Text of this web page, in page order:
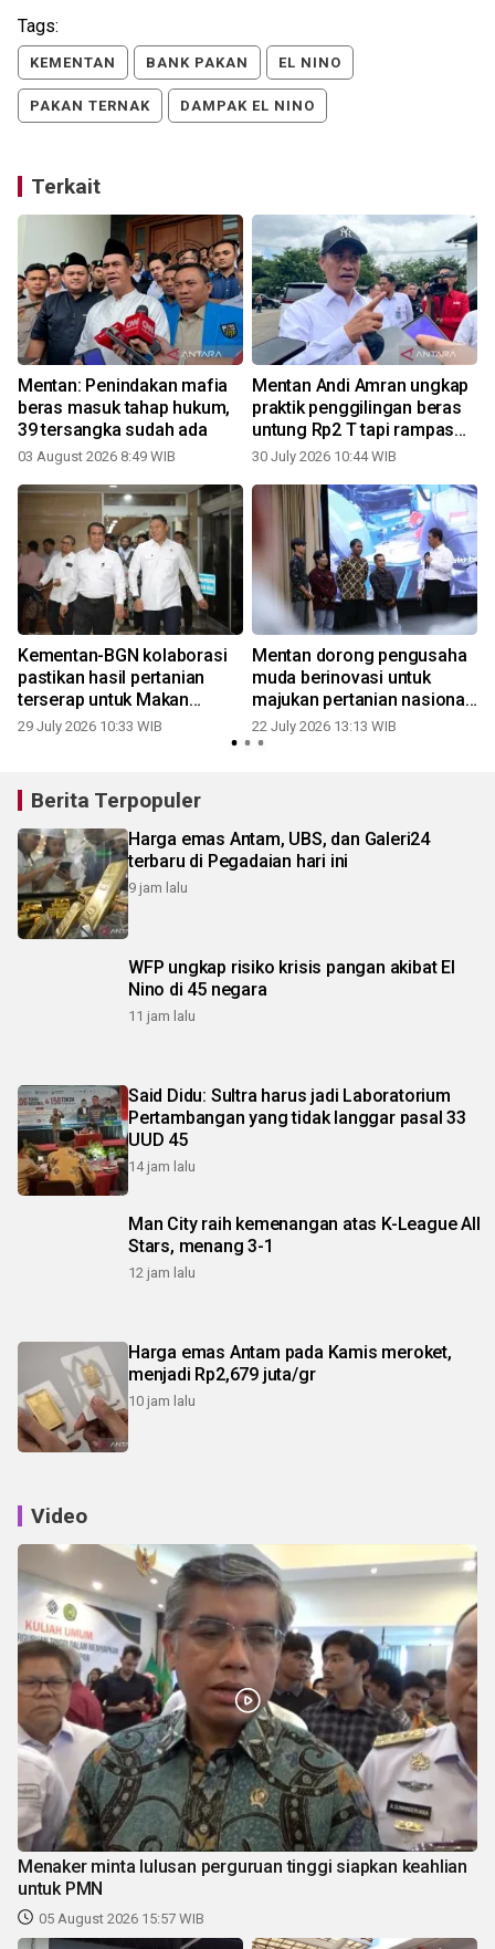
Tags:
KEMENTAN BANK PAKAN EL NINO
PAKAN TERNAK DAMPAK EL NINO
Terkait
Mentan: Penindakan mafia
beras masuk tahap hukum,
39 tersangka sudah ada
03 August 2026 8:49 WIB
Mentan Andi Amran ungkap
praktik penggilingan beras
untung Rp2 T tapi rampas
hak rakyat
30 July 2026 10:44 WIB
Kementan-BGN kolaborasi
pastikan hasil pertanian
terserap untuk Makan
Bergizi Gratis
29 July 2026 10:33 WIB
Mentan dorong pengusaha
muda berinovasi untuk
majukan pertanian nasional
Indonesia
22 July 2026 13:13 WIB
Berita Terpopuler
Harga emas Antam, UBS, dan Galeri24
terbaru di Pegadaian hari ini
9 jam lalu
WFP ungkap risiko krisis pangan akibat El
Nino di 45 negara
11 jam lalu
Said Didu: Sultra harus jadi Laboratorium
Pertambangan yang tidak langgar pasal 33
UUD 45
14 jam lalu
Man City raih kemenangan atas K-League All
Stars, menang 3-1
12 jam lalu
Harga emas Antam pada Kamis meroket,
menjadi Rp2,679 juta/gr
10 jam lalu
Video
Menaker minta lulusan perguruan tinggi siapkan keahlian
untuk PMN
05 August 2026 15:57 WIB